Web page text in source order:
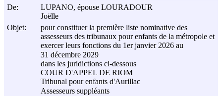
De:
LUPANO, épouse LOURADOUR
Joëlle
Objet:
pour constituer la première liste nominative des
assesseurs des tribunaux pour enfants de la métropole et
exercer leurs fonctions du 1er janvier 2026 au
31 décembre 2029
dans les juridictions ci-dessous
COUR D'APPEL DE RIOM
Tribunal pour enfants d'Aurillac
Assesseurs suppléants